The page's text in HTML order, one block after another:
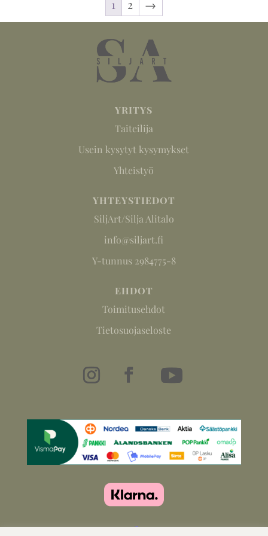
1 2 →
YRITYS
Taiteilija
Usein kysytyt kysymykset
Yhteistyö
YHTEYSTIEDOT
SiljArt/Silja Alitalo
info@siljart.fi
Y-tunnus 2984775-8
EHDOT
Toimitusehdot
Tietosuojaseloste